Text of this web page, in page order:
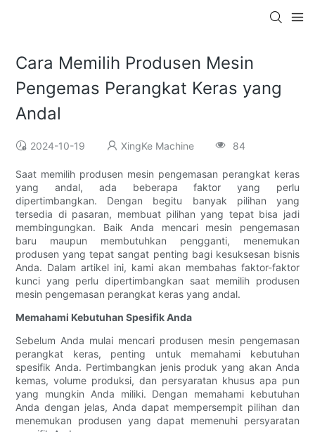
Cara Memilih Produsen Mesin
Pengemas Perangkat Keras yang
Andal
2024-10-19 XingKe Machine 84
Saat memilih produsen mesin pengemasan perangkat keras
yang andal, ada beberapa faktor yang perlu
dipertimbangkan. Dengan begitu banyak pilihan yang
tersedia di pasaran, membuat pilihan yang tepat bisa jadi
membingungkan. Baik Anda mencari mesin pengemasan
baru maupun membutuhkan pengganti, menemukan
produsen yang tepat sangat penting bagi kesuksesan bisnis
Anda. Dalam artikel ini, kami akan membahas faktor-faktor
kunci yang perlu dipertimbangkan saat memilih produsen
mesin pengemasan perangkat keras yang andal.
Memahami Kebutuhan Spesifik Anda
Sebelum Anda mulai mencari produsen mesin pengemasan
perangkat keras, penting untuk memahami kebutuhan
spesifik Anda. Pertimbangkan jenis produk yang akan Anda
kemas, volume produksi, dan persyaratan khusus apa pun
yang mungkin Anda miliki. Dengan memahami kebutuhan
Anda dengan jelas, Anda dapat mempersempit pilihan dan
menemukan produsen yang dapat memenuhi persyaratan